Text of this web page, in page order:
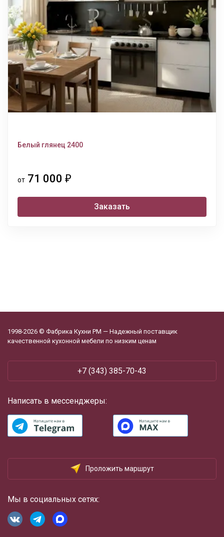
Белый глянец 2400
от 71 000 ₽
Заказать
1998-2026 © Фабрика Кухни РМ — Надежный поставщик
качественной кухонной мебели по низким ценам
‪+7 (343) 385-70-43
Написать в мессенджеры:
Проложить маршрут
Мы в социальных сетях: